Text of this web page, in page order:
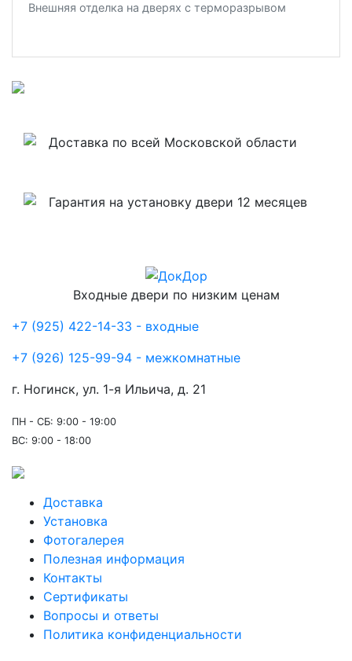
Внешняя отделка на дверях с терморазрывом
Доставка по всей Московской области
Гарантия на установку двери 12 месяцев
Входные двери по низким ценам
+7 (925) 422-14-33 - входные
+7 (926) 125-99-94 - межкомнатные
г. Ногинск, ул. 1-я Ильича, д. 21
ПН - СБ: 9:00 - 19:00
ВС: 9:00 - 18:00
Доставка
Установка
Фотогалерея
Полезная информация
Контакты
Сертификаты
Вопросы и ответы
Политика конфиденциальности